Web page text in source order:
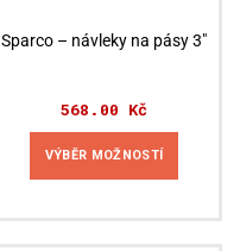
Sparco – návleky na pásy 3″
568.00 Kč
VÝBĚR MOŽNOSTÍ